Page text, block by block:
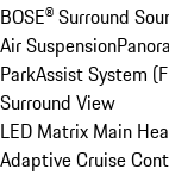
BOSE® Surround
Air Suspension
ParkAssist System
Surround View
LED Matrix Main
Adaptive Cruise